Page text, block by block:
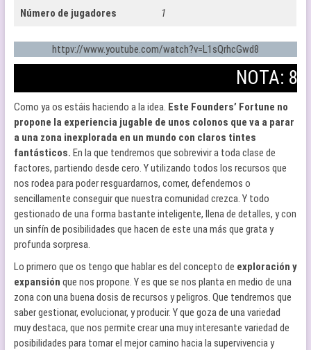
Número de jugadores 1
httpv://www.youtube.com/watch?v=L1sQrhcGwd8
NOTA: 8
Como ya os estáis haciendo a la idea. Este Founders’ Fortune no
propone la experiencia jugable de unos colonos que va a parar
a una zona inexplorada en un mundo con claros tintes
fantásticos. En la que tendremos que sobrevivir a toda clase de
factores, partiendo desde cero. Y utilizando todos los recursos que
nos rodea para poder resguardarnos, comer, defendernos o
sencillamente conseguir que nuestra comunidad crezca. Y todo
gestionado de una forma bastante inteligente, llena de detalles, y con
un sinfín de posibilidades que hacen de este una más que grata y
profunda sorpresa.
Lo primero que os tengo que hablar es del concepto de exploración y
expansión que nos propone. Y es que se nos planta en medio de una
zona con una buena dosis de recursos y peligros. Que tendremos que
saber gestionar, evolucionar, y producir. Y que goza de una variedad
muy destaca, que nos permite crear una muy interesante variedad de
posibilidades para tomar el mejor camino hacia la supervivencia y